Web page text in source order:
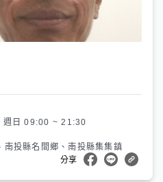
日 09:00 ~ 21:30
南投縣名間鄉、南投縣集集鎮
分享